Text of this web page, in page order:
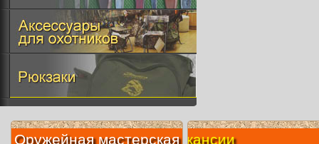
Оружейная мастерскаяВакансии